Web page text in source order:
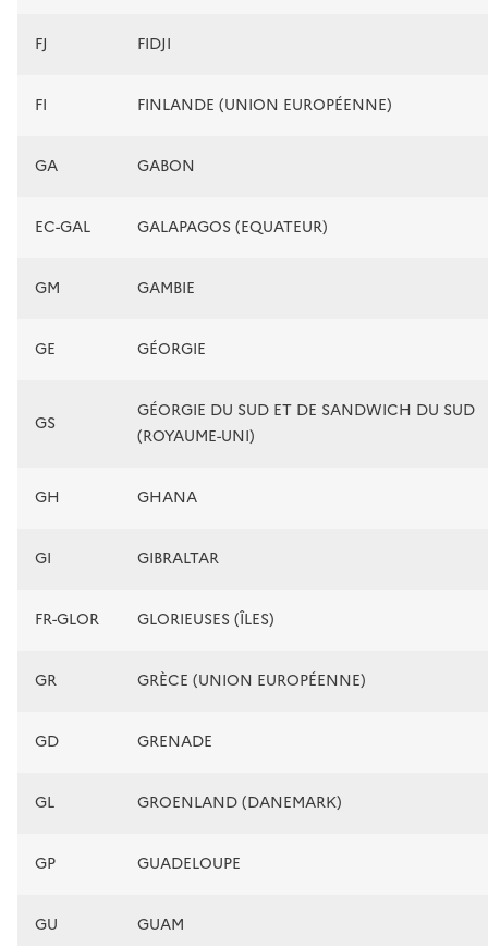
FJ FIDJI
FI FINLANDE (UNION EUROPÉENNE)
GA GABON
EC-GAL GALAPAGOS (EQUATEUR)
GM GAMBIE
GE GÉORGIE
GS
GÉORGIE DU SUD ET DE SANDWICH DU SUD
(ROYAUME-UNI)
GH GHANA
GI GIBRALTAR
FR-GLOR GLORIEUSES (ÎLES)
GR GRÈCE (UNION EUROPÉENNE)
GD GRENADE
GL GROENLAND (DANEMARK)
GP GUADELOUPE
GU GUAM